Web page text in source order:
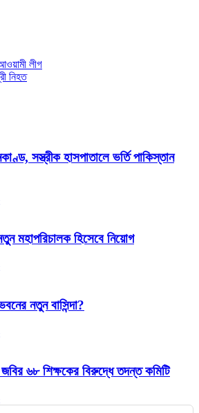
লীগ
নিহত
সস্ত্রীক হাসপাতালে ভর্তি পাকিস্তান
মহাপরিচালক হিসেবে নিয়োগ
নতুন বাসিন্দা?
জবির ৬৮ শিক্ষকের বিরুদ্ধে তদন্ত কমিটি